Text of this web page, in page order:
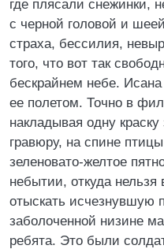
где плясали снежинки,
с черной головой и
страха, бессилия,
того, что вот так
бескрайнем небе.
ее полетом. Точно в
накладывая одну
гравюру, на спине
зеленовато-желтое
небытии, откуда нельзя
отыскать исчезнувшую
заболоченной низине
ребята. Это были